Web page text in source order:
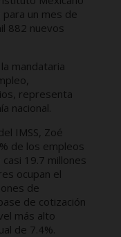
para un mes de
882 nuevos
mandataria
representa
nacional.
IMSS, Zoé
de los empleos
19.7 millones
ocupan el
de
de cotización
más alto
de 7.4%.